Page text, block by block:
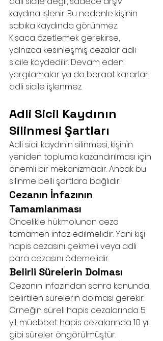
kaydına işlenir. Bu nedenle kişinin
sabıka kaydında görünmez.
Kısaca özetlemek gerekirse,
yalnızca kesinleşmiş cezalar adli
sicile kaydedilir. Devam eden
yargılamalar ya da beraat kararları
adli sicile işlenmez.
Adli Sicil Kaydının
Silinmesi Şartları
Adli sicil kaydının silinmesi, kişinin
yeniden topluma kazandırılması için
önemli bir mekanizmadır. Ancak bu
silinme belli şartlara bağlıdır.
Cezanın İnfazının
Tamamlanması
Öncelikle hükmolunan ceza
tamamen infaz edilmelidir. Yani kişi
hapis cezasını çekmeli veya adli
para cezasını ödemelidir.
Belirli Sürelerin Dolması
Cezanın infazından sonra kanunda
belirtilen sürelerin dolması gerekir.
Örneğin süreli hapis cezalarında 5
yıl, müebbet hapis cezalarında 10 yıl
gibi süreler öngörülmüştür.